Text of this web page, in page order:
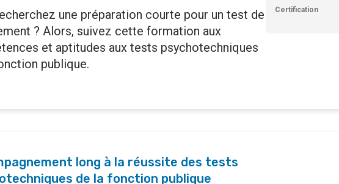
une préparation courte pour un test de
? Alors, suivez cette formation aux
et aptitudes aux tests psychotechniques
publique.
Certification
long à la réussite des tests
de la fonction publique